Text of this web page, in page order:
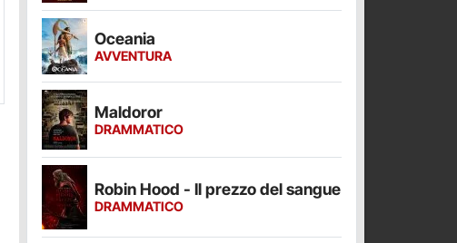
Oceania
AVVENTURA
Maldoror
DRAMMATICO
Robin Hood - Il prezzo del sangue
DRAMMATICO